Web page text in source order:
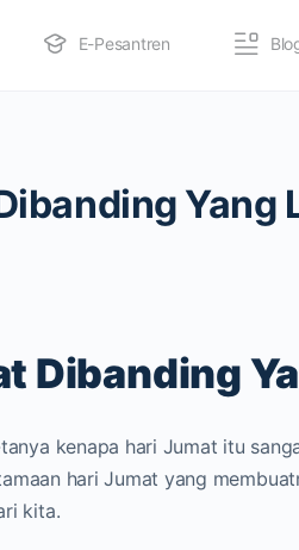
E-Pesantren
Yang
Dibanding
kenapa hari Jumat itu
hari Jumat yang
kita.